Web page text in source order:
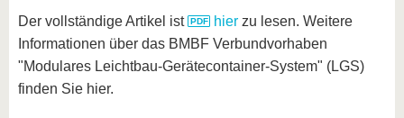
Der vollständige Artikel ist hier zu lesen. Weitere
Informationen über das BMBF Verbundvorhaben
"Modulares Leichtbau-Gerätecontainer-System" (LGS)
finden Sie hier.